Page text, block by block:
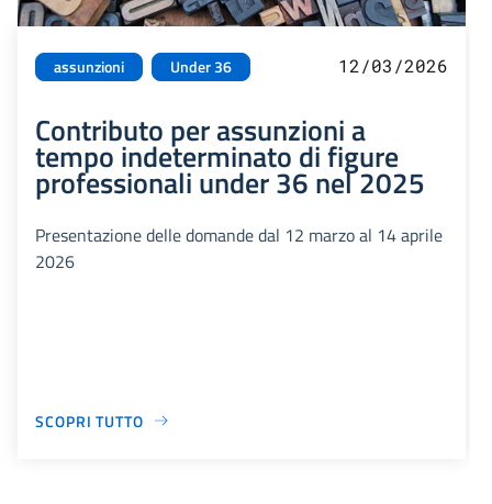
assunzioni Under 36 12/03/2026
Contributo per assunzioni a
tempo indeterminato di figure
professionali under 36 nel 2025
Presentazione delle domande dal 12 marzo al 14 aprile
2026
SCOPRI TUTTO